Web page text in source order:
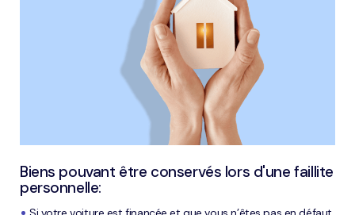
Biens pouvant être conservés lors d'une faillite
personnelle: